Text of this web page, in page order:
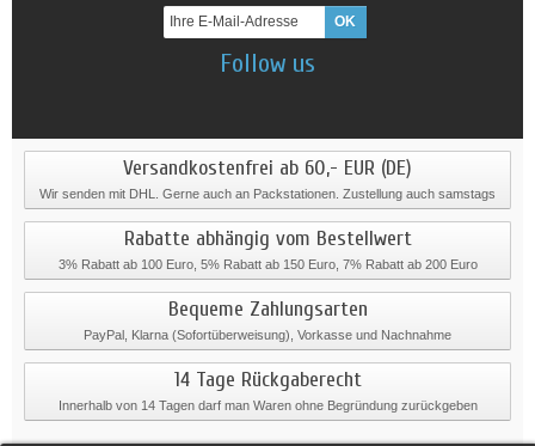
Follow us
Versandkostenfrei ab 60,- EUR (DE)
Wir senden mit DHL. Gerne auch an Packstationen. Zustellung auch samstags
Rabatte abhängig vom Bestellwert
3% Rabatt ab 100 Euro, 5% Rabatt ab 150 Euro, 7% Rabatt ab 200 Euro
Bequeme Zahlungsarten
PayPal, Klarna (Sofortüberweisung), Vorkasse und Nachnahme
14 Tage Rückgaberecht
Innerhalb von 14 Tagen darf man Waren ohne Begründung zurückgeben